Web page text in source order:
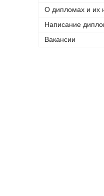
О дипломах и их
Написание
Вакансии